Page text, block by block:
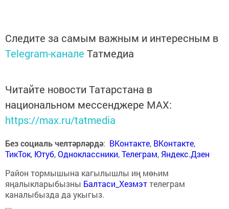
Следите за самым важным и интересным в
Telegram-канале Татмедиа
Читайте новости Татарстана в
национальном мессенджере MАХ:
https://max.ru/tatmedia
Без социаль челтәрләрдә: ВКонтакте, ВКонтакте,
ТикТок, Ютуб,Одноклассники,Телеграм, Яндекс.Дзен
Район тормышына кагылышлы иң мөһим
яңалыкларыбызны Балтаси_Хезмэттелеграм
каналыбызда да укыгыз.